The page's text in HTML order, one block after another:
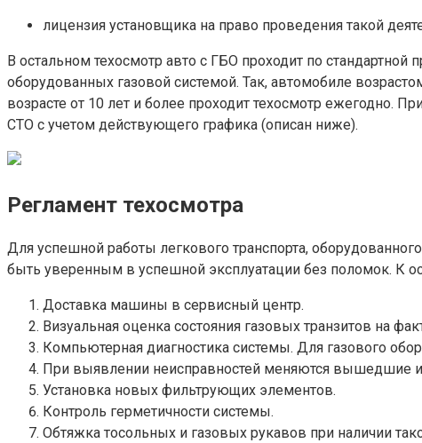
лицензия установщика на право проведения такой
В остальном техосмотр авто с ГБО проходит по
оборудованных газовой системой. Так, автомобиле
возрасте от 10 лет и более проходит техосмотр ежегодно.
СТО с учетом действующего графика (описан ниже).
Регламент техосмотра
Для успешной работы легкового транспорта,
быть уверенным в успешной эксплуатации без поломок. К
Доставка машины в сервисный центр.
Визуальная оценка состояния газовых транзитов на
Компьютерная диагностика системы. Для газового
При выявлении неисправностей меняются вышедшие
Установка новых фильтрующих элементов.
Контроль герметичности системы.
Обтяжка тосольных и газовых рукавов при наличии